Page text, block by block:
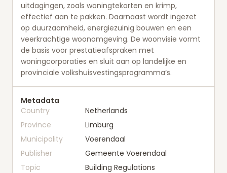
uitdagingen, zoals woningtekorten en krimp,
effectief aan te pakken. Daarnaast wordt ingezet
op duurzaamheid, energiezuinig bouwen en een
veerkrachtige woonomgeving. De woonvisie vormt
de basis voor prestatieafspraken met
woningcorporaties en sluit aan op landelijke en
provinciale volkshuisvestingsprogramma’s.
Metadata
Country
Netherlands
Province
Limburg
Municipality
Voerendaal
Publisher
Gemeente Voerendaal
Topic
Building Regulations